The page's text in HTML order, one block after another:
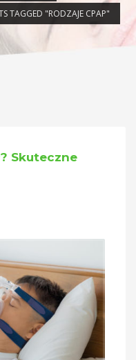
TAGGED "RODZAJE CPAP"
Skuteczne